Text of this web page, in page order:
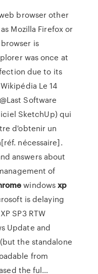
browser other
Mozilla Firefox or
is
was once at
due to its
Le 14
Software
SketchUp) qui
d'obtenir un
nécessaire].
answers about
of
windowsxp
is delaying
SP3 RTW
Update and
the standalone
from
the ful…